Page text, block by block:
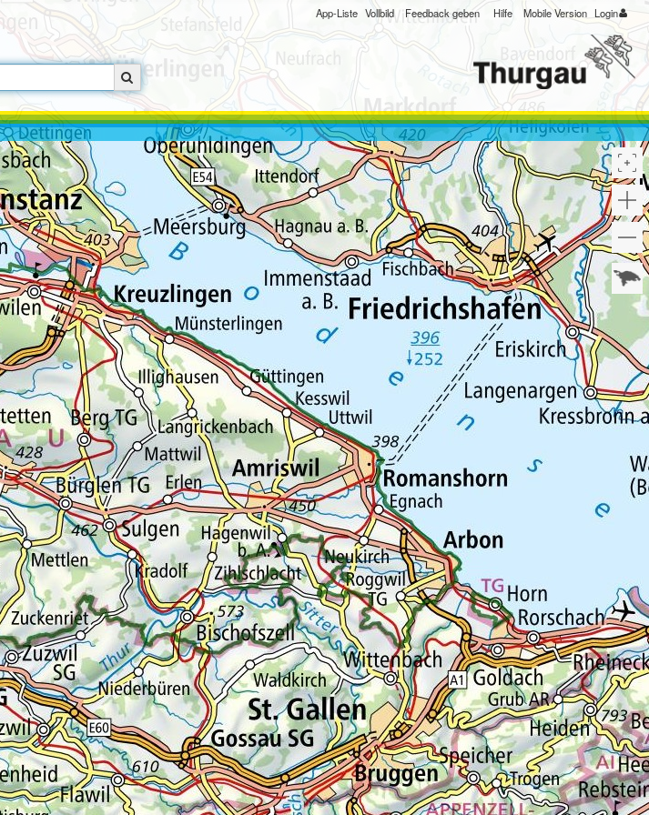
App-Liste Vollbild Feedback geben Hilfe Mobile Version Login